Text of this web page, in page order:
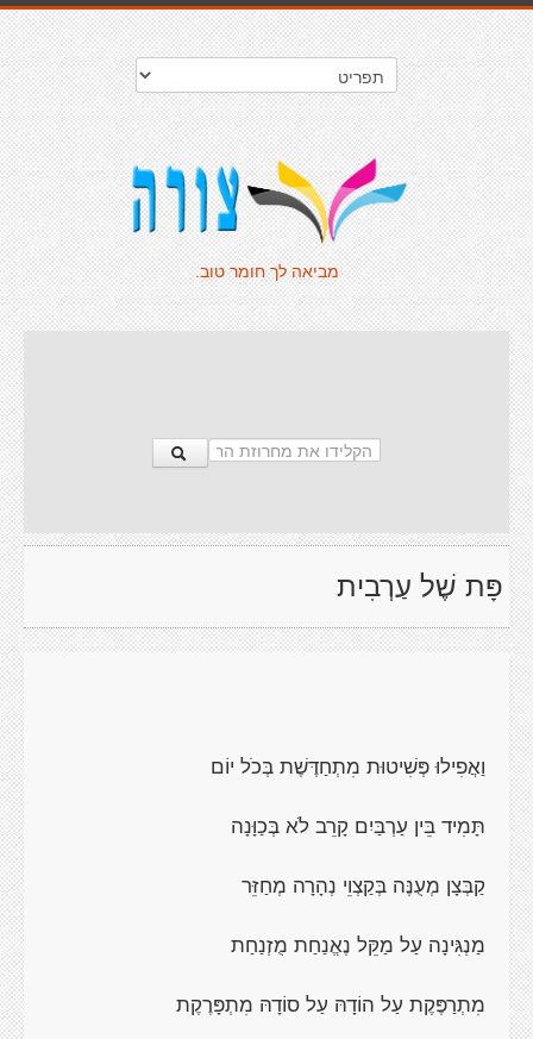
מביאה לך חומר טוב.
פָּת שֶׁל עַרְבִית
וַאֲפִילוּ פְּשִׁיטוּת מִתְחַדֶּשֶׁת בְּכֹל יוֹם
תָּמִיד בֵּין עַרְבַּיִם קָרֵב לֹא בְּכַוָּנָה
קַבְּצָן מְעֻנֶּה בְּקַצְוֵי נְהָרָה מְחַזֵּר
מַנְגִּינָה עַל מַקֵּל נֶאֱנַחַת מֻזְנַחַת
מִתְרַפֶּקֶת עַל הוֹדָהּ עַל סוֹדָהּ מִתְפָּרֶקֶת